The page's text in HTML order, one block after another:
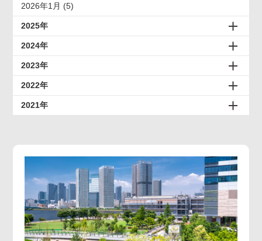
2026年1月 (5)
2025年
2024年
2023年
2022年
2021年